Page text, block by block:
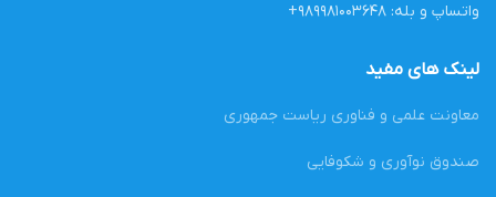
واتساپ و بله: ۹۸۹۹۸۱۰۰۳۶۴۸+
لینک های مفید
معاونت علمی و فناوری ریاست جمهوری
صندوق نوآوری و شکوفایی